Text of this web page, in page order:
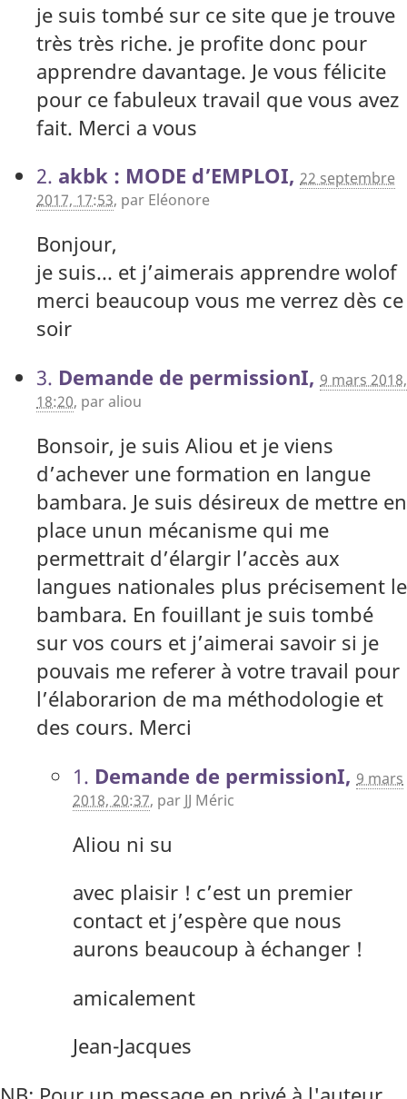
je suis tombé sur ce site que je trouve
très très riche. je profite donc pour
apprendre davantage. Je vous félicite
pour ce fabuleux travail que vous avez
fait. Merci a vous
2. akbk : MODE d’EMPLOI, 22 septembre
2017, 17:53, par Eléonore
Bonjour,
je suis... et j’aimerais apprendre wolof
merci beaucoup vous me verrez dès ce
soir
3. Demande de permissionI, 9 mars 2018,
18:20, paraliou
Bonsoir, je suis Aliou et je viens
d’achever une formation en langue
bambara. Je suis désireux de mettre en
place unun mécanisme qui me
permettrait d’élargir l’accès aux
langues nationales plus précisement le
bambara. En fouillant je suis tombé
sur vos cours et j’aimerai savoir si je
pouvais me referer à votre travail pour
l’élaborarion de ma méthodologie et
des cours. Merci
1. Demande de permissionI, 9 mars
2018, 20:37, par JJ Méric
Aliou ni su
avec plaisir ! c’est un premier
contact et j’espère que nous
aurons beaucoup à échanger !
amicalement
Jean-Jacques